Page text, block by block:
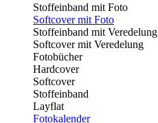
Stoffeinband mit Foto
Softcover mit Foto
Stoffeinband mit Veredelung
Softcover mit Veredelung
Fotobücher
Hardcover
Softcover
Stoffeinband
Layflat
Fotokalender